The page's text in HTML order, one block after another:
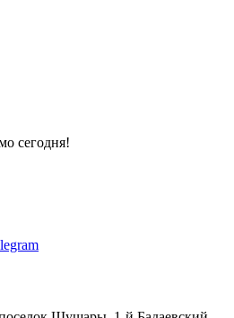
сегодня!